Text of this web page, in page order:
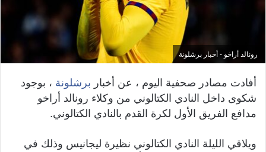
رونالد أراخو - أخبار برشلونة
أفادت مصادر صحفية اليوم ، عن أخبار برشلونة ، بوجود
شكوى داخل النادي الكتالوني من وكلاء رونالد أراخو
مدافع الفريق الأول لكرة القدم بالنادي الكتالوني.
ويلاقي الليلة النادي الكتالوني نظيرة ليجانيس وذلك في